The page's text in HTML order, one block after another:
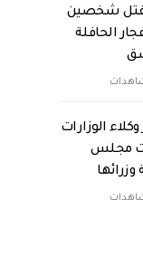
شخصين
بانفجار الحافلة
الوزارات
مجلس